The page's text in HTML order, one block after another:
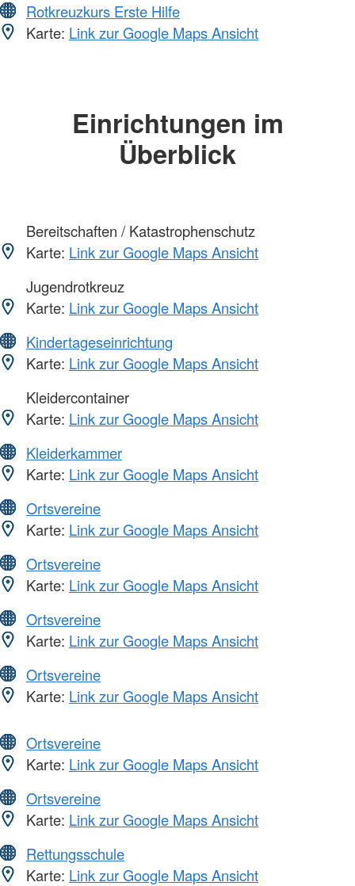
Rotkreuzkurs Erste Hilfe
Karte: Link zur Google Maps Ansicht
Einrichtungen im
Überblick
Bereitschaften / Katastrophenschutz
Karte: Link zur Google Maps Ansicht
Jugendrotkreuz
Karte: Link zur Google Maps Ansicht
Kindertageseinrichtung
Karte: Link zur Google Maps Ansicht
Kleidercontainer
Karte: Link zur Google Maps Ansicht
Kleiderkammer
Karte: Link zur Google Maps Ansicht
Ortsvereine
Karte: Link zur Google Maps Ansicht
Ortsvereine
Karte: Link zur Google Maps Ansicht
Ortsvereine
Karte: Link zur Google Maps Ansicht
Ortsvereine
Karte: Link zur Google Maps Ansicht
Ortsvereine
Karte: Link zur Google Maps Ansicht
Ortsvereine
Karte: Link zur Google Maps Ansicht
Rettungsschule
Karte: Link zur Google Maps Ansicht